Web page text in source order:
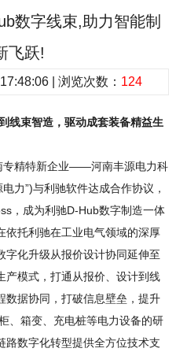
数字线束,助力智能制
飞跃!
| 浏览次数： 124
线束智造，驱动成套装备精益生
专精特新企业——河南丰源电力科
力”)与利驰软件达成合作协议，
，成为利驰D-Hub数字制造一体
依托利驰在工业电气领域的深厚
字化升级从报价设计协同延伸至
产模式，打通从报价、设计到线
数据协同，打破信息壁垒，提升
、箱变、充电桩等电力设备的研
路数字化转型提供全方位技术支